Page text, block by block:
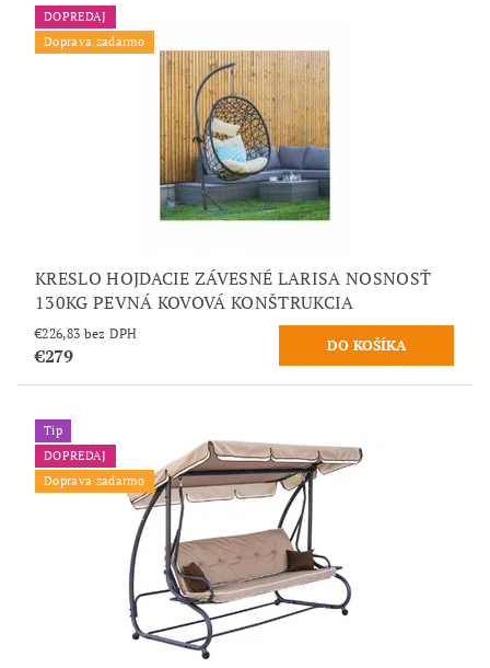
DOPREDAJ
Doprava zadarmo
KRESLO HOJDACIE ZÁVESNÉ LARISA NOSNOSŤ
130KG PEVNÁ KOVOVÁ KONŠTRUKCIA
€226,83 bez DPH
€279
Tip
DOPREDAJ
Doprava zadarmo